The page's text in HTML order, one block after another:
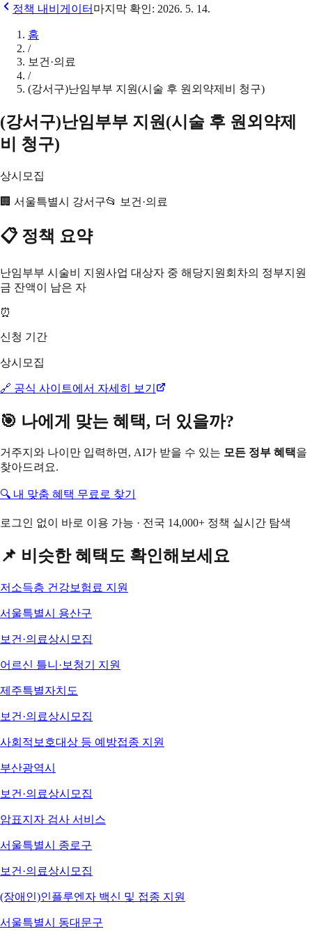
정책 내비게이터 마지막 확인: 2026. 5. 14.
홈
/
보건·의료
/
(강서구)난임부부 지원(시술 후 원외약제비 청구)
(강서구)난임부부 지원(시술 후 원외약제
비 청구)
상시모집
🏢 서울특별시 강서구📂 보건·의료
📋 정책 요약
난임부부 시술비 지원사업 대상자 중 해당지원회차의 정부지원
금 잔액이 남은 자
⏰
신청 기간
상시모집
🔗 공식 사이트에서 자세히 보기
🎯 나에게 맞는 혜택, 더 있을까?
거주지와 나이만 입력하면, AI가 받을 수 있는 모든 정부 혜택을
찾아드려요.
🔍 내 맞춤 혜택 무료로 찾기
로그인 없이 바로 이용 가능 · 전국 14,000+ 정책 실시간 탐색
📌 비슷한 혜택도 확인해보세요
저소득층 건강보험료 지원
서울특별시 용산구
보건·의료상시모집
어르신 틀니·보청기 지원
제주특별자치도
보건·의료상시모집
사회적보호대상 등 예방접종 지원
부산광역시
보건·의료상시모집
암표지자 검사 서비스
서울특별시 종로구
보건·의료상시모집
(장애인)인플루엔자 백신 및 접종 지원
서울특별시 동대문구